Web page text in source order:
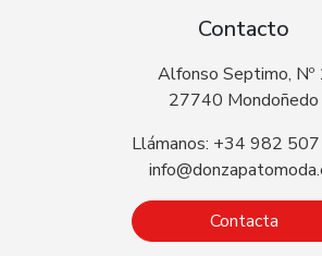
Contacto
Alfonso Septimo, Nº
27740 Mondoñedo
Llámanos: +34 982
Contacta